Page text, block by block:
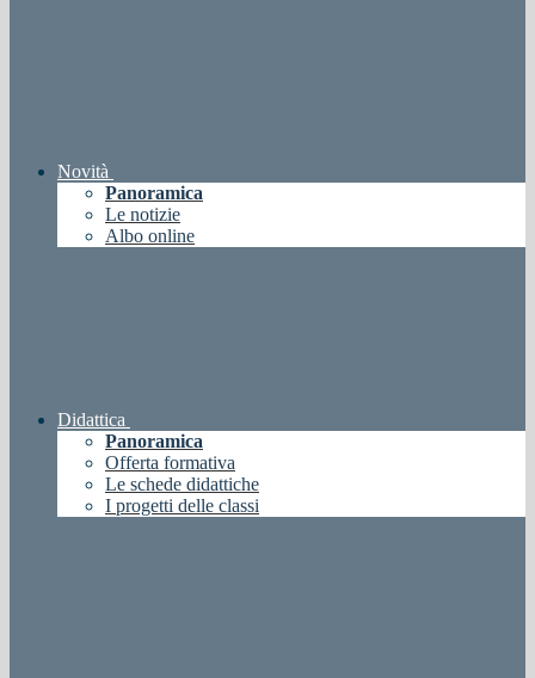
Novità
Panoramica
Le notizie
Albo online
Didattica
Panoramica
Offerta formativa
Le schede didattiche
I progetti delle classi